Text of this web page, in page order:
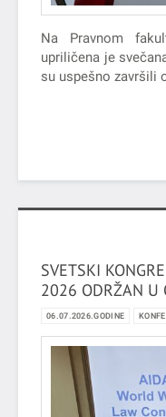
Na Pravnom
upriličena je
su uspešno završili
SVETSKI
2026 ODRŽAN U
06.07.2026.GODINE